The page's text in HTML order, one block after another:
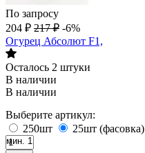
По запросу
204 ₽ 217 ₽ -6%
Огурец Абсолют F1,
Осталось 2 штуки
В наличии
В наличии
Выберите артикул:
250шт
25шт (фасовка)
мин. 1